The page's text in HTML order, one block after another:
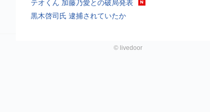
テオくん 加藤乃愛との破局発表
黒木啓司氏 逮捕されていたか
© livedoor